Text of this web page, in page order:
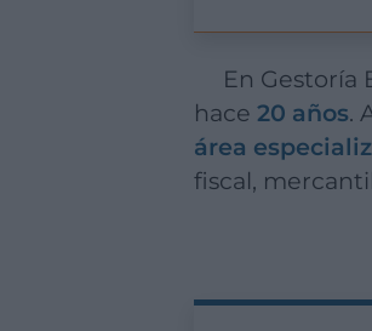
En Gestoría Barcelona cuentan con una cartera de clientes que no deja de crecer desde su nacimiento
hace 20 años.
área
fiscal,